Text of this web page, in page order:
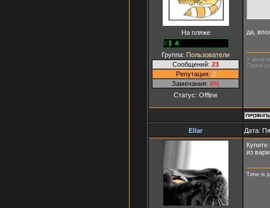
На пляже
Группа: Пользователи
Сообщений: 23
Репутация: 2
Замечания: 0%
Статус: Offline
да,
У меня
Перед
Ellar Дата:
из
Time is